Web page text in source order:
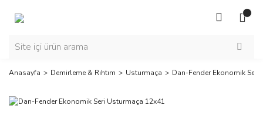
Anasayfa Demirleme & Rıhtım Usturmaça Dan-Fender Ekonomik Seri